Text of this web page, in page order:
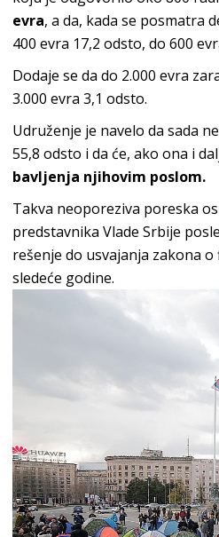
evra, a da, kada se posmatra
400 evra 17,2 odsto, do 600
Dodaje se da do 2.000 evra
3.000 evra 3,1 odsto.
Udruženje je navelo da sada
55,8 odsto i da će, ako ona i
bavljenja njihovim poslom.
Takva neoporeziva poreska
predstavnika Vlade Srbije
rešenje do usvajanja zakona
sledeće godine.